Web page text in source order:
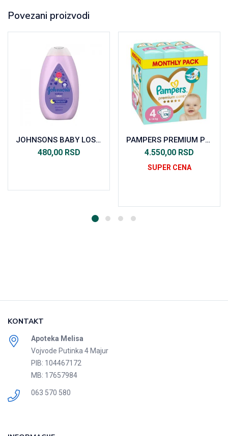
Povezani proizvodi
JOHNSONS BABY LOSION BEDTIME 300ML
480,00 RSD
PAMPERS PREMIUM PELENE MONTHLY PACK VEL. 4 (174KOM)
4.550,00 RSD
SUPER CENA
KONTAKT
Apoteka Melisa
Vojvode Putinka 4 Majur
PIB: 104467172
MB: 17657984
063 570 580